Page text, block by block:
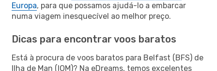
Europa, para que possamos ajudá-lo a embarcar
numa viagem inesquecível ao melhor preço.
Dicas para encontrar voos baratos
Está à procura de voos baratos para Belfast (BFS) de
Ilha de Man (IOM)? Na eDreams, temos excelentes